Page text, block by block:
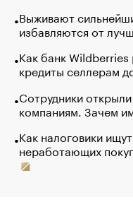
Выживают
избавляются от
Как банк Wildberries
кредиты селлерам
Сотрудники
компаниям. Зачем
Как налоговики
неработающих